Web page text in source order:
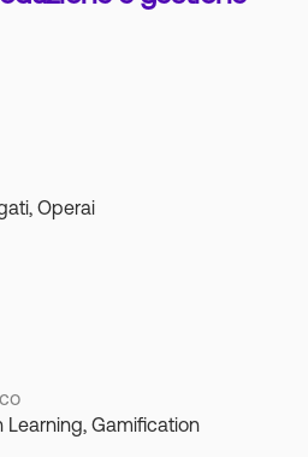
Operai
Learning, Gamification